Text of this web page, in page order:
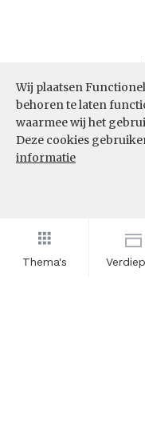
Thema's
Wij plaatsen
behoren te laten
waarmee wij het
Deze cookies
informatie